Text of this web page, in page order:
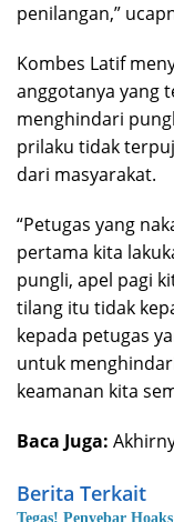
penilangan,”
Kombes Latif
anggotanya yang
menghindari
prilaku tidak
dari masyarakat.
“Petugas yang
pertama kita
pungli, apel pagi
tilang itu tidak
kepada petugas
untuk
keamanan kita
Baca Juga:
Berita Terkait
Tegas! Penyebar